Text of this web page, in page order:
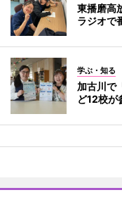
東播磨高
ラジオで
学ぶ・知る
加古川で
ど12校